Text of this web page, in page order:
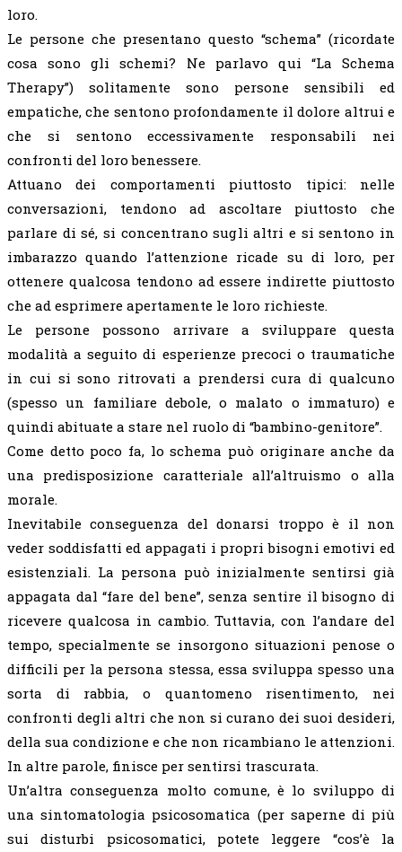
loro.
Le persone che presentano questo “schema” (ricordate
cosa sono gli schemi? Ne parlavo qui “La Schema
Therapy”) solitamente sono persone sensibili ed
empatiche, che sentono profondamente il dolore altrui e
che si sentono eccessivamente responsabili nei
confronti del loro benessere.
Attuano dei comportamenti piuttosto tipici: nelle
conversazioni, tendono ad ascoltare piuttosto che
parlare di sé, si concentrano sugli altri e si sentono in
imbarazzo quando l’attenzione ricade su di loro, per
ottenere qualcosa tendono ad essere indirette piuttosto
che ad esprimere apertamente le loro richieste.
Le persone possono arrivare a sviluppare questa
modalità a seguito di esperienze precoci o traumatiche
in cui si sono ritrovati a prendersi cura di qualcuno
(spesso un familiare debole, o malato o immaturo) e
quindi abituate a stare nel ruolo di “bambino-genitore”.
Come detto poco fa, lo schema può originare anche da
una predisposizione caratteriale all’altruismo o alla
morale.
Inevitabile conseguenza del donarsi troppo è il non
veder soddisfatti ed appagati i propri bisogni emotivi ed
esistenziali. La persona può inizialmente sentirsi già
appagata dal “fare del bene”, senza sentire il bisogno di
ricevere qualcosa in cambio. Tuttavia, con l’andare del
tempo, specialmente se insorgono situazioni penose o
difficili per la persona stessa, essa sviluppa spesso una
sorta di rabbia, o quantomeno risentimento, nei
confronti degli altri che non si curano dei suoi desideri,
della sua condizione e che non ricambiano le attenzioni.
In altre parole, finisce per sentirsi trascurata.
Un’altra conseguenza molto comune, è lo sviluppo di
una sintomatologia psicosomatica (per saperne di più
sui disturbi psicosomatici, potete leggere “cos’è la